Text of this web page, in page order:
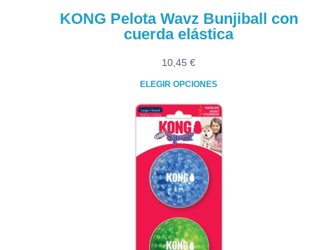
KONG Pelota Wavz Bunjiball con
cuerda elástica
10,45 €
ELEGIR OPCIONES
Este
producto
tiene
múltiples
variantes.
Las
opciones
se
pueden
elegir